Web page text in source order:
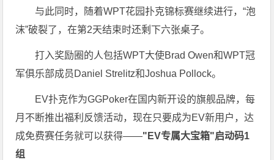
与此同时，随着WPT花园扑克锦标赛继续进行，“泡
沫”破裂了，在第2天结束时还剩下六张桌子。
打入奖励圈的人包括WPT大使Brad Owen和WPT冠
军俱乐部成员Daniel Strelitz和Joshua Pollock。
EV扑克作为GGPoker在国内新开设的旗舰品牌，每
月不断推出福利反馈活动，现在只要成为EV新用户，达
成免费赛任务就可以获得——"EV专属大宝箱"启动码1
组